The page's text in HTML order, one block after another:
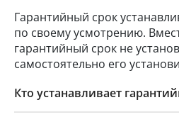
Гарантийный срок
по своему усмотрению.
гарантийный срок не
самостоятельно его
Кто устанавливает